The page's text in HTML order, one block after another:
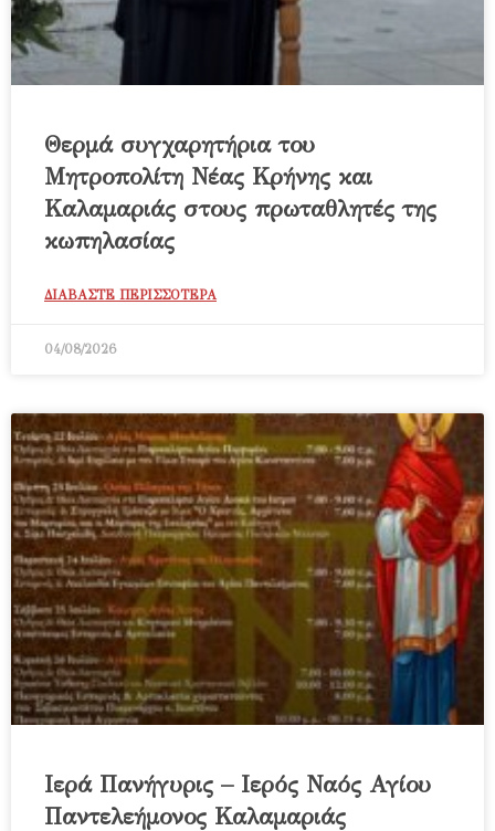
Θερμά συγχαρητήρια του
Μητροπολίτη Νέας Κρήνης και
Καλαμαριάς στους πρωταθλητές της
κωπηλασίας
ΔΙΑΒΑΣΤΕ ΠΕΡΙΣΣΟΤΕΡΑ
04/08/2026
Ιερά Πανήγυρις – Ιερός Ναός Αγίου
Παντελεήμονος Καλαμαριάς